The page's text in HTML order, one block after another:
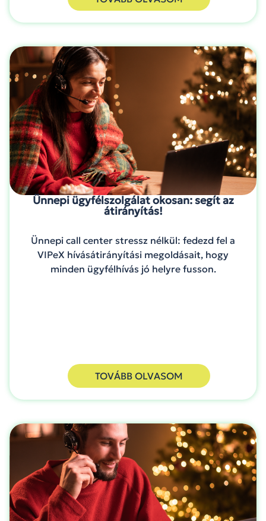
Ünnepi ügyfélszolgálat okosan: segít az
átirányítás!
Ünnepi call center stressz nélkül: fedezd fel a
VIPeX hívásátirányítási megoldásait, hogy
minden ügyfélhívás jó helyre fusson.
TOVÁBB OLVASOM